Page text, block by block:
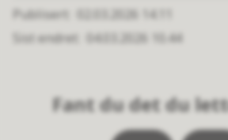
Publisert
02.03.2026 14.11
Sist endret
04.03.2026 10.44
Fant du det du